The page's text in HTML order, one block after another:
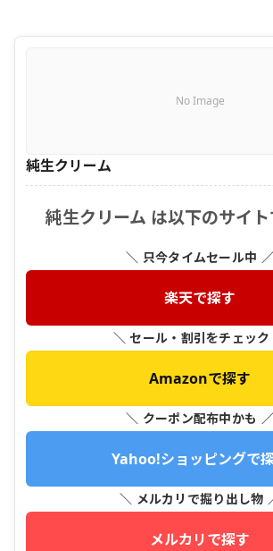
No Image
純生クリーム
純生クリーム は以下のサイ
＼ 只今タイムセール中 ／
楽天で探す
＼ セール・割引をチェック
Amazonで探す
＼ クーポン配布中かも ／
Yahoo!ショッピングで
＼ メルカリで掘り出し物
メルカリで探す